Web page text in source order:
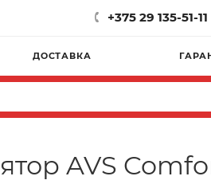
+375 29 135-51-11
ДОСТАВКА
AVS